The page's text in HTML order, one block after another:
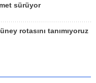
sürüyor
rotasını tanımıyoruz